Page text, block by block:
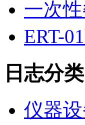
一次
ERT-
日志分类
仪器